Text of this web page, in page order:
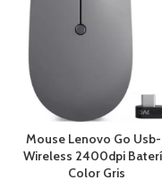
Mouse Lenovo Go
Wireless 2400dpi
Color Gris